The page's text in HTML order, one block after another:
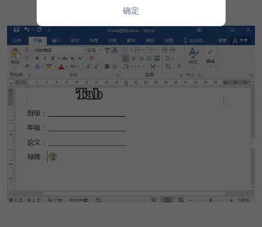
确定